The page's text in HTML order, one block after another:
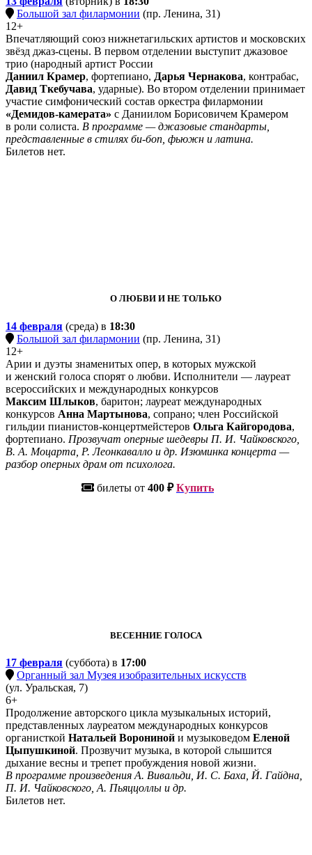
Большой зал филармонии (пр. Ленина, 31)
12+
Впечатляющий союз нижнетагильских артистов и московских
звёзд джаз-сцены. В первом отделении выступит джазовое
трио (народный артист России
Даниил Крамер, фортепиано, Дарья Чернакова, контрабас,
Давид Ткебучава, ударные). Во втором отделении принимает
участие симфонический состав оркестра филармонии
«Демидов-камерата» с Даниилом Борисовичем Крамером
в роли солиста. В программе — джазовые стандарты,
представленные в стилях би-боп, фьюжн и латина.
Билетов нет.
О ЛЮБВИ И НЕ ТОЛЬКО
14 февраля (среда) в 18:30
Большой зал филармонии (пр. Ленина, 31)
12+
Арии и дуэты знаменитых опер, в которых мужской
и женский голоса спорят о любви. Исполнители — лауреат
всероссийских и международных конкурсов
Максим Шлыков, баритон; лауреат международных
конкурсов Анна Мартынова, сопрано; член Российской
гильдии пианистов-концертмейстеров Ольга Кайгородова,
фортепиано. Прозвучат оперные шедевры П. И. Чайковского,
В. А. Моцарта, Р. Леонкавалло и др. Изюминка концерта —
разбор оперных драм от психолога.
билеты от 400 ₽Купить
ВЕСЕННИЕ ГОЛОСА
17 февраля (суббота) в 17:00
Органный зал Музея изобразительных искусств
(ул. Уральская, 7)
6+
Продолжение авторского цикла музыкальных историй,
представленных лауреатом международных конкурсов
органисткой Натальей Ворониной и музыковедом Еленой
Цыпушкиной. Прозвучит музыка, в которой слышится
дыхание весны и трепет пробуждения новой жизни.
В программе произведения А. Вивальди, И. С. Баха, Й. Гайдна,
П. И. Чайковского, А. Пьяццоллы и др.
Билетов нет.